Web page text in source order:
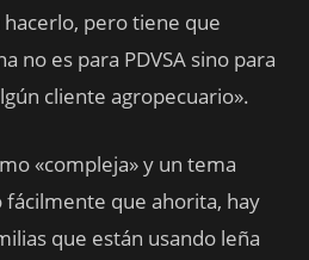
pero tiene que
no es para PDVSA sino para
cliente agropecuario».
«compleja» y un tema
que ahorita, hay
que están usando leña